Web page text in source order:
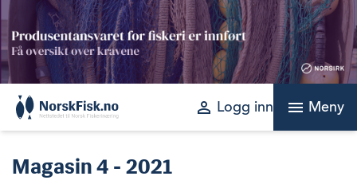
Skip
to
content
perm_identity Logg inn menu Meny
Magasin4 - 2021